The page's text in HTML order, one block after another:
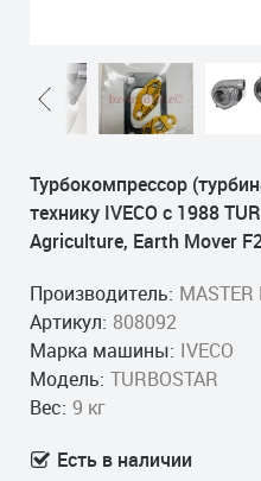
Турбокомпрессор
технику IVECO с 1988
Agriculture, Earth Mover
Производитель: MASTER
Артикул: 808092
Марка машины: IVECO
Модель: TURBOSTAR
Вес: 9 кг
Есть в наличии